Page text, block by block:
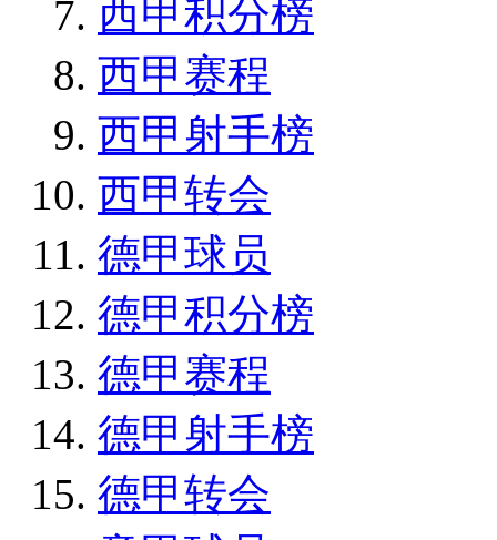
西甲积分榜
西甲赛程
西甲射手榜
西甲转会
德甲球员
德甲积分榜
德甲赛程
德甲射手榜
德甲转会